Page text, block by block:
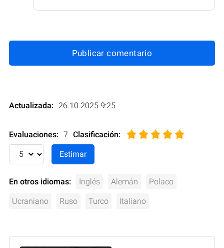
Publicar comentario
Actualizada: 26.10.2025 9:25
Evaluaciones: 7 Clasificación:
En otros idiomas: Inglés Alemán Polaco
Ucraniano Ruso Turco Italiano